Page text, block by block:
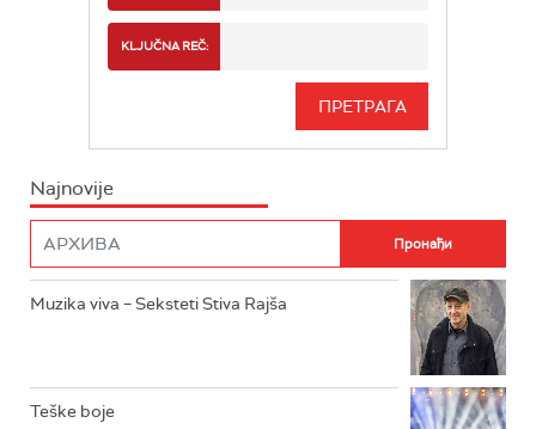
RADIO BEOGRAD 3
RADIO ROKENROLER
INFO
KLJUČNA REČ:
Najnovije
Muzika viva – Seksteti Stiva Rajša
Teške boje